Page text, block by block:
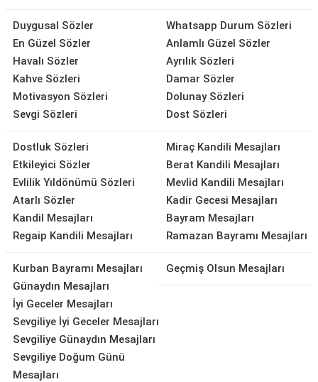
Duygusal Sözler
En Güzel Sözler
Havalı Sözler
Kahve Sözleri
Motivasyon Sözleri
Sevgi Sözleri
Whatsapp Durum Sözleri
Anlamlı Güzel Sözler
Ayrılık Sözleri
Damar Sözler
Dolunay Sözleri
Dost Sözleri
Dostluk Sözleri
Etkileyici Sözler
Evlilik Yıldönümü Sözleri
Atarlı Sözler
Kandil Mesajları
Regaip Kandili Mesajları
Miraç Kandili Mesajları
Berat Kandili Mesajları
Mevlid Kandili Mesajları
Kadir Gecesi Mesajları
Bayram Mesajları
Ramazan Bayramı Mesajları
Kurban Bayramı Mesajları
Günaydın Mesajları
İyi Geceler Mesajları
Sevgiliye İyi Geceler Mesajları
Sevgiliye Günaydın Mesajları
Sevgiliye Doğum Günü
Mesajları
Geçmiş Olsun Mesajları